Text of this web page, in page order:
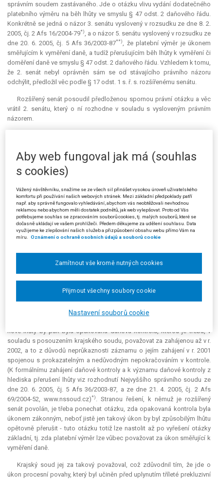
správním soudem zastávaného. Jde o otázku vlivu vydání dodatečného
platebního výměru na běh lhůty ve smyslu § 47 odst. 2 daňového řádu.
Konkrétně se jedná o názor 3. senátu vyslovený v rozsudku ze dne 8. 2.
2005, čj. 2 Afs 16/2004-79*), a o názor 5. senátu vyslovený v rozsudku ze
dne 20. 6. 2005, čj. 5 Afs 36/2003-87**), že platební výměr je úkonem
směřujícím k vyměření daně, a tudíž přerušujícím běh lhůty k vyměření či
doměření daně ve smyslu § 47 odst. 2 daňového řádu. Vzhledem k tomu,
že 2. senát nebyl oprávněn sám se od stávajícího právního názoru
odchýlit, předložil věc podle § 17 odst. 1 s. ř. s. rozšířenému senátu.
Rozšířený senát posoudil předloženou spornou právní otázku a věc
vrátil 2. senátu, který o ní rozhodne v souladu s vysloveným právním
názorem.
Pro posouzení této otázky jsou ze spisu rozhodná následující
zjištění:
Jedná se o daňovou povinnost za zdaňovací období roku 1997.
Stěžovatel předložil dne 29. 6. 1998 finančnímu úřadu daňové přiznání k
dani z příjmů právnických osob za rok 1997, v němž vykázal nulovou
daňovou povinnost. Kontrola (první) byla provedena v r. 1998,
dodatečným platebním výměrem ze dne 5. 1. 1999 bylo na dani
doměřeno 0 Kč; doručen daňovému subjektu byl dne 8. 1. 1999. Podle
založen až protokol ze dne 12. 11. 2002 konstatující předložení smluv o
tichém společenství a dalších písemností. Dodatečný platební výměr
Pokud by dodatečný platební výměr ze dne 5. 1. 1999 byl úkonem
přerušujícím lhůtu k vyměření daně, začala by nová lhůta běžet od konce
nové lhůty by pak byla opakovaná daňová kontrola, kterou je třeba, v
souladu s posouzením krajského soudu, považovat za zahájenou až v r.
2002, a to z důvodů neprůkaznosti záznamu o jejím zahájení v r. 2001
spojenou s prokazatelným a nedůvodným nepokračováním v kontrole.
(K formálnímu zahájení daňové kontroly a k významu daňové kontroly z
hlediska přerušení lhůty viz rozhodnutí Nejvyššího správního soudu ze
dne 20. 6. 2005, čj. 5 Afs 36/2003-87, a ze dne 21. 4. 2005, čj. 2 Afs
69/2004-52, www.nssoud.cz)*). Stranou řešení, k němuž je rozšířený
senát povolán, je třeba ponechat otázku, zda opakovaná kontrola byla
úkonem zákonným, neboť jistě jen takový úkon by byl způsobilým lhůtu
opětovně přerušit - tuto otázku totiž lze nastolit až po vyřešení otázky
základní, tj. zda platební výměr lze vůbec považovat za úkon směřující k
vyměření daně.
Krajský soud jej za takový považoval, což zdůvodnil tím, že jde o
úkon procesní povahy, který byl učiněn před uplynutím tříleté prekluzivní
Aby web fungoval jak má (souhlas
s cookies)
Vážený návštěvníku, snažíme se ze všech sil přinášet vysokou úroveň uživatelského
komfortu při používání našich webových stránek. Mezi základní předpoklady patří
např. aby správně fungovalo vyhledávání, abychom vás neobtěžovali nevhodnou
reklamou nebo abychom měli dostatek podnětů, jak web vylepšovat. Proto od Vás
potřebujeme souhlas se zpracováním souborů cookies, tj. malých souborů, které se
dočasně ukládají ve vašem prohlížeči. Předem děkujeme za udělení souhlasu. Data
využijeme ke zlepšování našich služeb a přizpůsobení obsahu webu přímo Vám na
míru.
Oznámení o ochraně osobních údajů a souborů cookie
Nastavení souborů cookie
Zamítnout vše kromě nutných cookies
Přijmout všechny soubory cookie